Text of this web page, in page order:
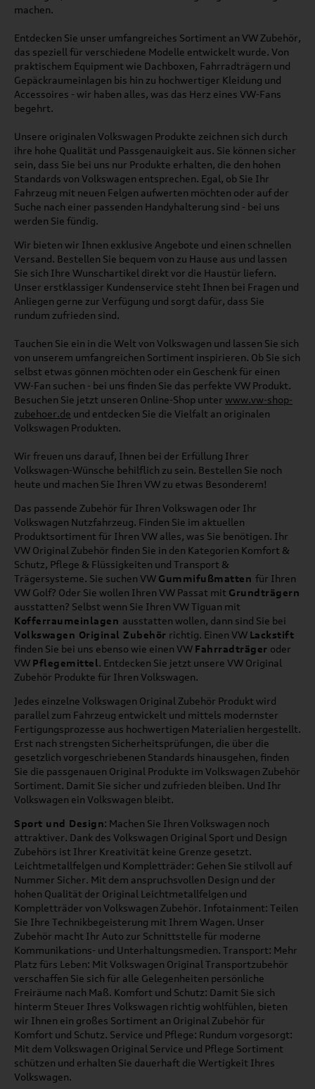
machen.
Entdecken Sie unser umfangreiches Sortiment an VW Zubehör,
das speziell für verschiedene Modelle entwickelt wurde. Von
praktischem Equipment wie Dachboxen, Fahrradträgern und
Gepäckraumeinlagen bis hin zu hochwertiger Kleidung und
Accessoires - wir haben alles, was das Herz eines VW-Fans
begehrt.
Unsere originalen Volkswagen Produkte zeichnen sich durch
ihre hohe Qualität und Passgenauigkeit aus. Sie können sicher
sein, dass Sie bei uns nur Produkte erhalten, die den hohen
Standards von Volkswagen entsprechen. Egal, ob Sie Ihr
Fahrzeug mit neuen Felgen aufwerten möchten oder auf der
Suche nach einer passenden Handyhalterung sind - bei uns
werden Sie fündig.
Wir bieten wir Ihnen exklusive Angebote und einen schnellen
Versand. Bestellen Sie bequem von zu Hause aus und lassen
Sie sich Ihre Wunschartikel direkt vor die Haustür liefern.
Unser erstklassiger Kundenservice steht Ihnen bei Fragen und
Anliegen gerne zur Verfügung und sorgt dafür, dass Sie
rundum zufrieden sind.
Tauchen Sie ein in die Welt von Volkswagen und lassen Sie sich
von unserem umfangreichen Sortiment inspirieren. Ob Sie sich
selbst etwas gönnen möchten oder ein Geschenk für einen
VW-Fan suchen - bei uns finden Sie das perfekte VW Produkt.
Besuchen Sie jetzt unseren Online-Shop unter www.vw-shop-
zubehoer.de und entdecken Sie die Vielfalt an originalen
Volkswagen Produkten.
Wir freuen uns darauf, Ihnen bei der Erfüllung Ihrer
Volkswagen-Wünsche behilflich zu sein. Bestellen Sie noch
heute und machen Sie Ihren VW zu etwas Besonderem!
Das passende Zubehör für Ihren Volkswagen oder Ihr
Volkswagen Nutzfahrzeug. Finden Sie im aktuellen
Produktsortiment für Ihren VW alles, was Sie benötigen. Ihr
VW Original Zubehör finden Sie in den Kategorien Komfort &
Schutz, Pflege & Flüssigkeiten und Transport &
Trägersysteme. Sie suchen VW Gummifußmatten für Ihren
VW Golf? Oder Sie wollen Ihren VW Passat mit Grundträgern
ausstatten? Selbst wenn Sie Ihren VW Tiguan mit
Kofferraumeinlagen ausstatten wollen, dann sind Sie bei
Volkswagen Original Zubehör richtig. Einen VW Lackstift
finden Sie bei uns ebenso wie einen VW Fahrradträger oder
VW Pflegemittel. Entdecken Sie jetzt unsere VW Original
Zubehör Produkte für Ihren Volkswagen.
Jedes einzelne Volkswagen Original Zubehör Produkt wird
parallel zum Fahrzeug entwickelt und mittels modernster
Fertigungsprozesse aus hochwertigen Materialien hergestellt.
Erst nach strengsten Sicherheitsprüfungen, die über die
gesetzlich vorgeschriebenen Standards hinausgehen, finden
Sie die passgenauen Original Produkte im Volkswagen Zubehör
Sortiment. Damit Sie sicher und zufrieden bleiben. Und Ihr
Volkswagen ein Volkswagen bleibt.
Sport und Design: Machen Sie Ihren Volkswagen noch
attraktiver. Dank des Volkswagen Original Sport und Design
Zubehörs ist Ihrer Kreativität keine Grenze gesetzt.
Leichtmetallfelgen und Kompletträder: Gehen Sie stilvoll auf
Nummer Sicher. Mit dem anspruchsvollen Design und der
hohen Qualität der Original Leichtmetallfelgen und
Kompletträder von Volkswagen Zubehör. Infotainment: Teilen
Sie Ihre Technikbegeisterung mit Ihrem Wagen. Unser
Zubehör macht Ihr Auto zur Schnittstelle für moderne
Kommunikations- und Unterhaltungsmedien. Transport: Mehr
Platz fürs Leben: Mit Volkswagen Original Transportzubehör
verschaffen Sie sich für alle Gelegenheiten persönliche
Freiräume nach Maß. Komfort und Schutz: Damit Sie sich
hinterm Steuer Ihres Volkswagen richtig wohlfühlen, bieten
wir Ihnen ein großes Sortiment an Original Zubehör für
Komfort und Schutz. Service und Pflege: Rundum vorgesorgt:
Mit dem Volkswagen Original Service und Pflege Sortiment
schützen und erhalten Sie dauerhaft die Wertigkeit Ihres
Volkswagen.